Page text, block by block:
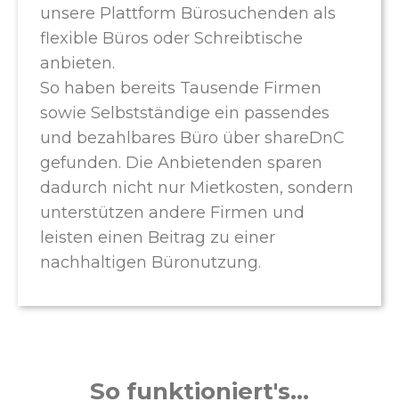
unsere Plattform Bürosuchenden als
flexible Büros oder Schreibtische
anbieten.
So haben bereits Tausende Firmen
sowie Selbstständige ein passendes
und bezahlbares Büro über shareDnC
gefunden. Die Anbietenden sparen
dadurch nicht nur Mietkosten, sondern
unterstützen andere Firmen und
leisten einen Beitrag zu einer
nachhaltigen Büronutzung.
So funktioniert's...